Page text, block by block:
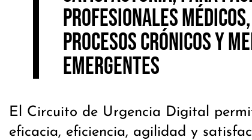
profesionales
procesos crónicos y
emergentes
El Circuito de Urgencia Digital
eficacia, eficiencia, agilidad y